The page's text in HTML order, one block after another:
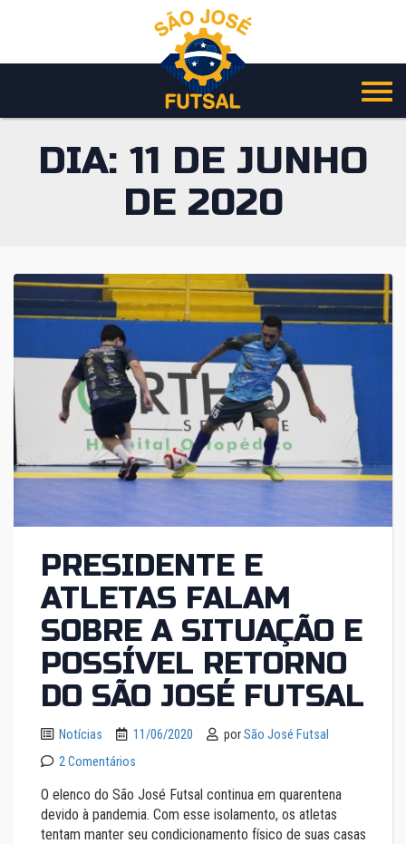
o
DIA: 11 DE JUNHO
DE 2020
PRESIDENTE E
ATLETAS FALAM
SOBRE A SITUAÇÃO E
POSSÍVEL RETORNO
DO SÃO JOSÉ FUTSAL
Notícias 11/06/2020 porSão José Futsal
2 Comentários
O elenco do São José Futsal continua em quarentena
devido à pandemia. Com esse isolamento, os atletas
tentam manter seu condicionamento físico de suas casas